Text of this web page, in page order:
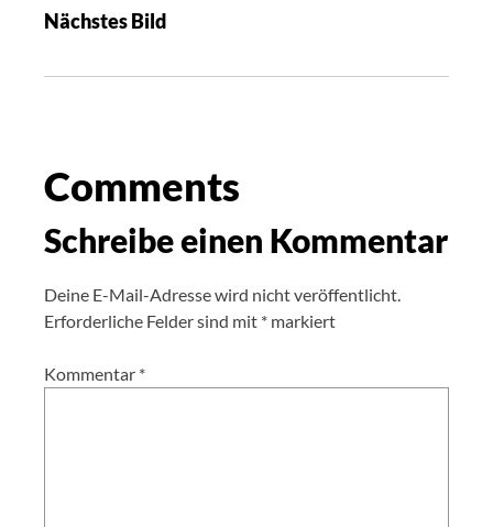
Nächstes Bild
Comments
Schreibe einen Kommentar
Deine E-Mail-Adresse wird nicht veröffentlicht.
Erforderliche Felder sind mit * markiert
Kommentar *